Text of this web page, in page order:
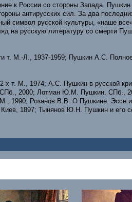
к России со стороны Запада. Пушкин
антирусских сил. За два
символ русской культуры, «наше
на русскую литературу со смерти
т. М.-Л., 1937-1959; Пушкин А.С.
т. М., 1974; А.С. Пушкин в русской
2000; Лотман Ю.М. Пушкин. СПб.,
М., 1990; Розанов В.В. О Пушкине. Эссе
1897; Тынянов Ю.Н. Пушкин и его